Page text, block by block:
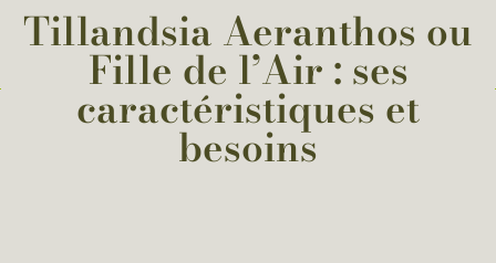
Tillandsia Aeranthos ou
Fille de l’Air : ses
caractéristiques et
besoins